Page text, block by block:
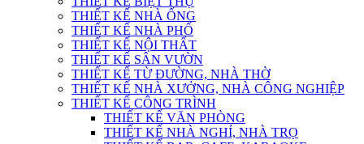
THIẾT KẾ NHÀ ỐNG
THIẾT KẾ NHÀ PHỐ
THIẾT KẾ NỘI THẤT
THIẾT KẾ SÂN VƯỜN
THIẾT KẾ TỪ ĐƯỜNG, NHÀ THỜ
THIẾT KẾ NHÀ XƯỞNG, NHÀ CÔNG NGHIỆP
THIẾT KẾ CÔNG TRÌNH
THIẾT KẾ VĂN PHÒNG
THIẾT KẾ NHÀ NGHỈ, NHÀ TRỌ